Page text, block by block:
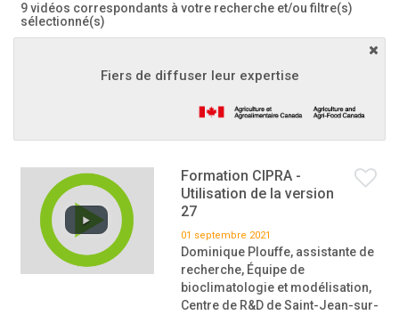
9 vidéos correspondants à votre recherche et/ou filtre(s)
sélectionné(s)
Fiers de diffuser leur expertise
Formation CIPRA -
Utilisation de la version
27
01 septembre 2021
Dominique Plouffe, assistante de
recherche, Équipe de
bioclimatologie et modélisation,
Centre de R&D de Saint-Jean-sur-